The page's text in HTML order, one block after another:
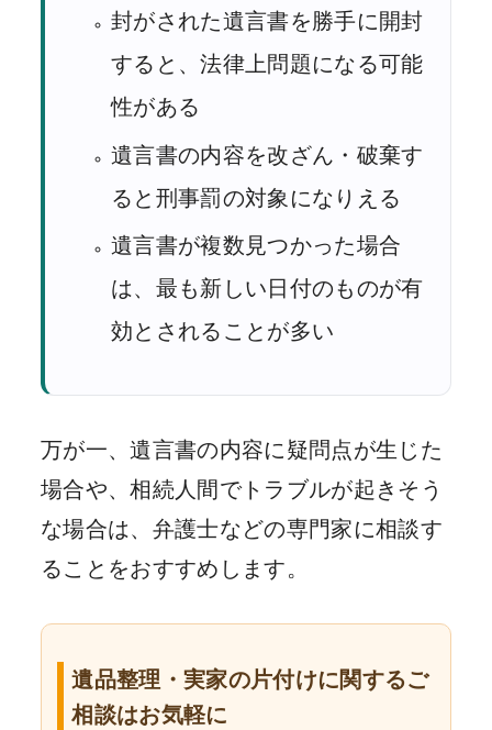
封がされた遺言書を勝手に開封
すると、法律上問題になる可能
性がある
遺言書の内容を改ざん・破棄す
ると刑事罰の対象になりえる
遺言書が複数見つかった場合
は、最も新しい日付のものが有
効とされることが多い
万が一、遺言書の内容に疑問点が生じた
場合や、相続人間でトラブルが起きそう
な場合は、弁護士などの専門家に相談す
ることをおすすめします。
遺品整理・実家の片付けに関するご
相談はお気軽に